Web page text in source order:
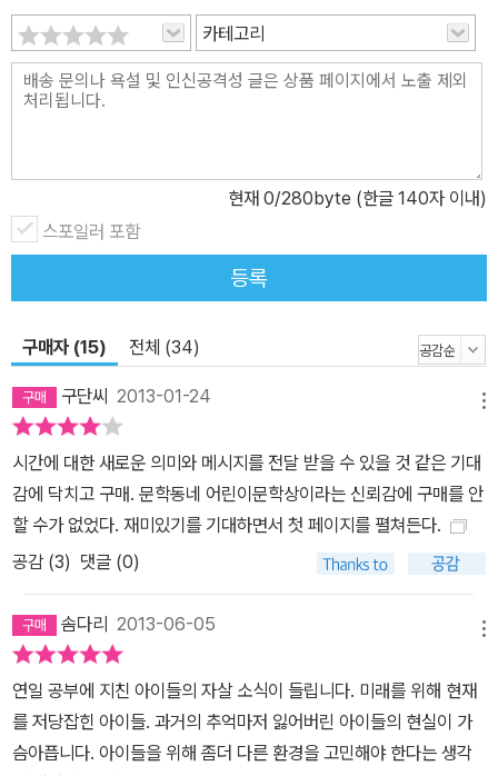
을 반영하고 있다. 현실에 대한 예리한 관찰을 기초로 한 시기적절한
문제 제기, 그리고 진정성 있는 메시지를 품고 힘껏 뻗어나가는 서사
의 독창성과 박진감은 심사위원들의 마음을 사로잡기 충분했다. “열
심히 공부해야 미래가 편한 거야. 지금은 힘들어도 나중엔 웃게 돼.”
종일 학원을 다니고, 학습지를 풀고 인강을 듣는다. 전교 2등의 실력
이지만 영어 학원 레벨 테스트를 잘 보기 위해 과외를 받고, 수학 학원
을 다니고 있는데도 또 수학 과외를 받아야 한다. 엄마는 먼저 세상을
하나로 밤낮없이 돈을 버느라 바쁘다. 매 순간이 벅차지만 윤아는 엄
마를 기쁘게 하고 싶어 꾹 참으며 공부한다. 그러던 어느 날, 제시간에
늦어서 평소와는 다른 길로 학원에 가게 된 윤아는 운명처럼 ‘시간 가
게’를 만난다. 길을 물어볼 곳이 필요하던 윤아는 대수롭지 않게 시간
가게에 발을 들여놓는다. 중앙에 자리한 거대한 나무나 벽에 적힌 이
상한 문자 등 시각을 압도하는 그 기이한 공간 안엔 마치 윤아가 올 줄
한 기억을 하나 팔면 오직 나만 쓸 수 있는 십 분이 생기는 거래를 제
아버지가 제시한 거래를 수락하고 특별한 시계를 받는다. 온 세상이
멈춘 십 분 동안 윤아는 자유롭다. 그리고 그 십 분들은 고스란히 1등
이 되는 시간으로 사용된다. 시간이 멈춰 있는 동안 답안지를 베껴 라
이벌인 수영이를 제치고 전교 1등이 되는 기쁨도 누린다. 시험 결과가
만족스러워질수록, 엄마의 웃는 모습이 늘어날수록 윤아의 마음은 불
카테고리
현재 0/280byte (한글 140자 이내)
스포일러 포함
등록
구매자 (15) 전체 (34)
구단씨 2013-01-24
시간에 대한 새로운 의미와 메시지를 전달 받을 수 있을 것 같은 기대
감에 닥치고 구매. 문학동네 어린이문학상이라는 신뢰감에 구매를 안
할 수가 없었다. 재미있기를 기대하면서 첫 페이지를 펼쳐든다.
공감 (3) 댓글 (0)
솜다리 2013-06-05
연일 공부에 지친 아이들의 자살 소식이 들립니다. 미래를 위해 현재
를 저당잡힌 아이들. 과거의 추억마저 잃어버린 아이들의 현실이 가
슴아픕니다. 아이들을 위해 좀더 다른 환경을 고민해야 한다는 생각